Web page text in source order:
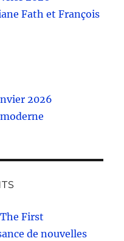
Fath et François
2026
The First
de nouvelles